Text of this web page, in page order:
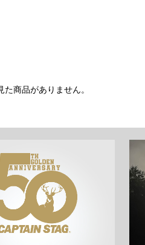
た商品がありません。